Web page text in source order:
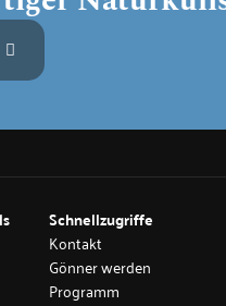
Schnellzugriffe
Kontakt
Gönner werden
Programm